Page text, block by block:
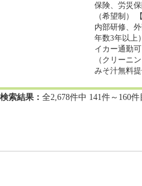
保険、労災
（希望制）
内部研修、
年数3年以上
イカー通勤
（クリーニ
みそ汁無料
検索結果： 全2,678件中 141件～160